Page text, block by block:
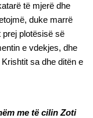
të mjerë dhe
duke marrë
prej plotësisë së
e vdekjes, dhe
sa dhe ditën e
me të cilin Zoti